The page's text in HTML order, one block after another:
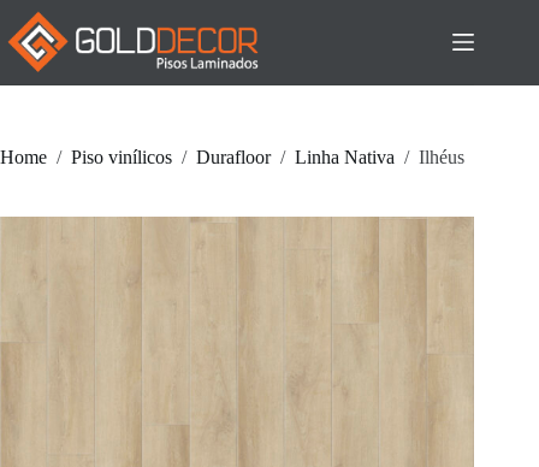
Pular
para
conteúdo
Home / Piso vinílicos / Durafloor / Linha Nativa / Ilhéus